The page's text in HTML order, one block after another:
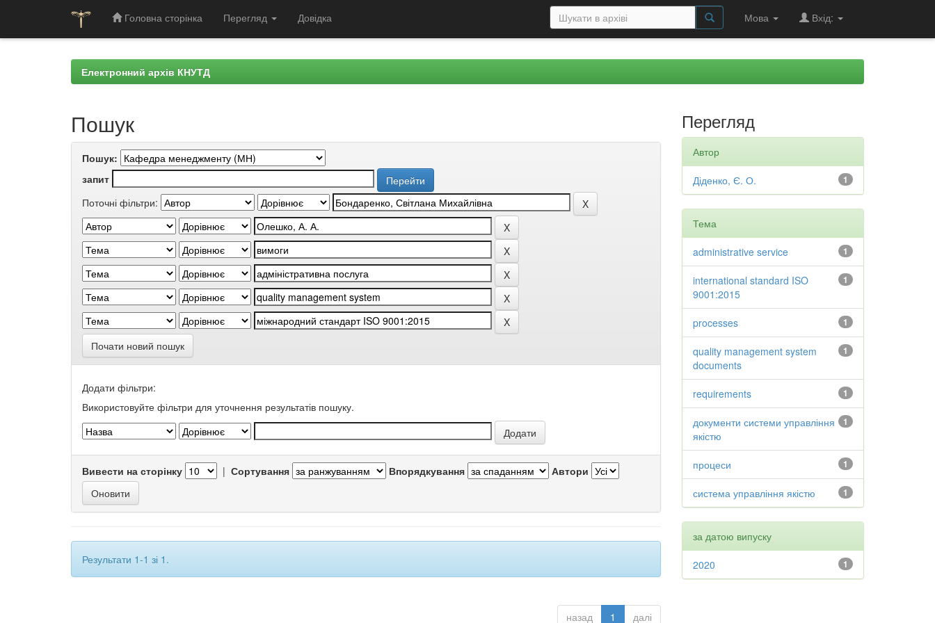
Головна сторінка Перегляд Довідка Мова Вхід:
Електронний архів КНУТД
Пошук
Пошук:
запит
Поточні фільтри:
Почати новий пошук
Додати фільтри:
Використовуйте фільтри для уточнення результатів пошуку.
Вивести на сторінку | Сортування Впорядкування Автори
Результати 1-1 зі 1.
назад 1 далі
Перегляд
Автор
1
Діденко, Є. О.
Тема
1
administrative service
1
international standard ISO
9001:2015
1
processes
1
quality management system
documents
1
requirements
1
документи системи управління
якістю
1
процеси
1
система управління якістю
за датою випуску
1
2020